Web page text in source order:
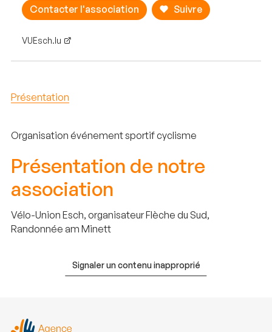
Contacter l'association Suivre
VUEsch.lu
Présentation
Organisation événement sportif cyclisme
Présentation de notre
association
Vélo-Union Esch, organisateur Flèche du Sud,
Randonnée am Minett
Signaler un contenu inapproprié